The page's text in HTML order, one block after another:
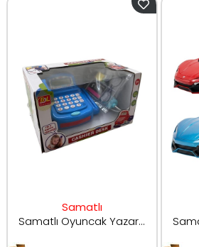
Samatlı
Samatlı Oyuncak Yazar Kasa 666-4